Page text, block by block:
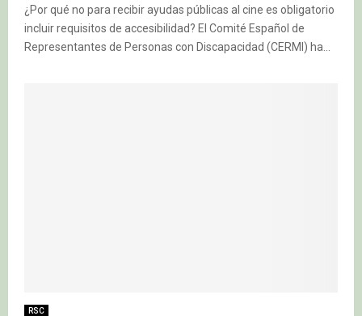
¿Por qué no para recibir ayudas públicas al cine es obligatorio
incluir requisitos de accesibilidad? El Comité Español de
Representantes de Personas con Discapacidad (CERMI) ha...
RSC